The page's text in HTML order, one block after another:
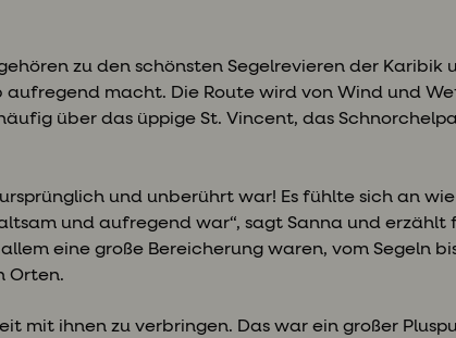
zu den schönsten Segelrevieren der Karibik
aufregend macht. Die Route wird von Wind und
über das üppige St. Vincent, das
und unberührt war! Es fühlte sich an
und aufregend war“, sagt Sanna und erzählt
eine große Bereicherung waren, vom Segeln
Orten.
mit ihnen zu verbringen. Das war ein großer